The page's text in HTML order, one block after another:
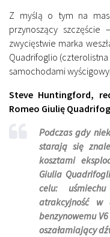
Z myślą o tym na
przynoszący
zwycięstwie marka
Quadrifoglio
samochodami
Steve Huntingford,
Romeo Giulię
Podczas gdy
starają się
kosztami
Giulia
celu:
atrakcyjność w
benzynowemu
oszałamiający